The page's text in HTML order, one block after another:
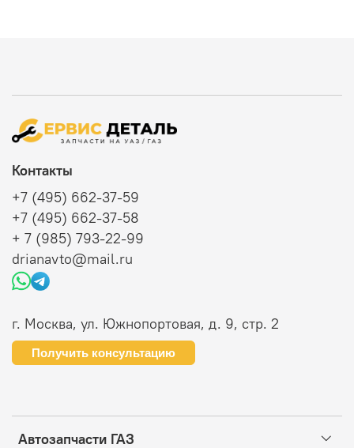
Автозапчасти ГАЗ
Контакты
+7 (495) 662-37-59
+7 (495) 662-37-58
+ 7 (985) 793-22-99
drianavto@mail.ru
г. Москва, ул. Южнопортовая, д. 9, стр. 2
Получить консультацию